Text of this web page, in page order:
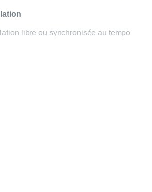
libre ou synchronisée au tempo
pour chaque paramètre